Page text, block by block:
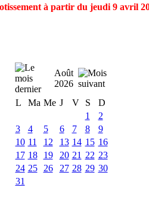
à partir du jeudi 9 avril
Août
2026
L
Ma Me J V S
D
1
2
3
4 5 6 7 8
9
10 11 12 13 14 15 16
17 18 19 20 21 22 23
24 25 26 27 28 29 30
31